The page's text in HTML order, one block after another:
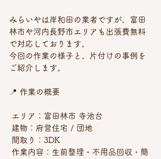
みらいやは岸和田の業者ですが、富田
林市や河内長野市エリアも出張費無料
で対応しております。
今回の作業の様子と、片付けの事例を
ご紹介します。
📍 作業の概要
エリア：富田林市 寺池台
建物：府営住宅 / 団地
間取り：3DK